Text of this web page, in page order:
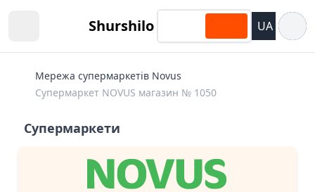
Shurshilo UA
Мережа супермаркетів Novus
Супермаркет NOVUS магазин № 1050
Супермаркети